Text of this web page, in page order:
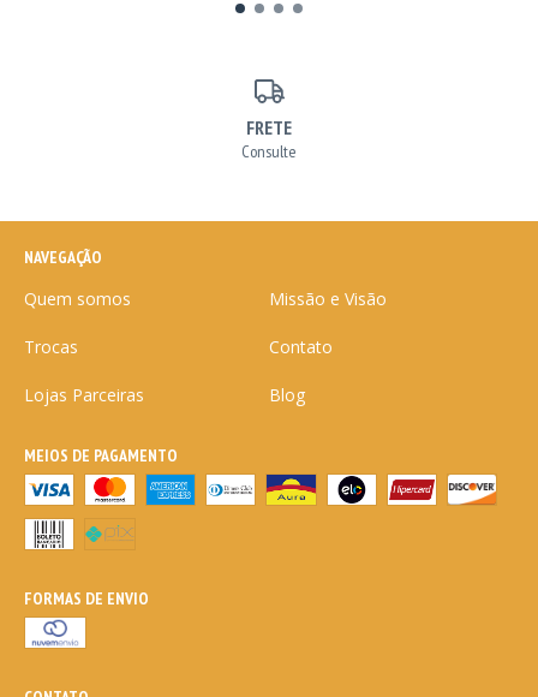
FRETE
Consulte
NAVEGAÇÃO
Quem somos Missão e Visão
Trocas Contato
Lojas Parceiras Blog
MEIOS DE PAGAMENTO
FORMAS DE ENVIO